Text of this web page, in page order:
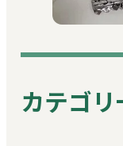
カテゴ